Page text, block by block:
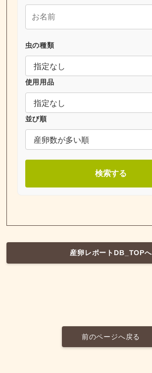
虫の種類
使用用品
並び順
検索する
産卵レポートDB_TOPへ
前のページへ戻る